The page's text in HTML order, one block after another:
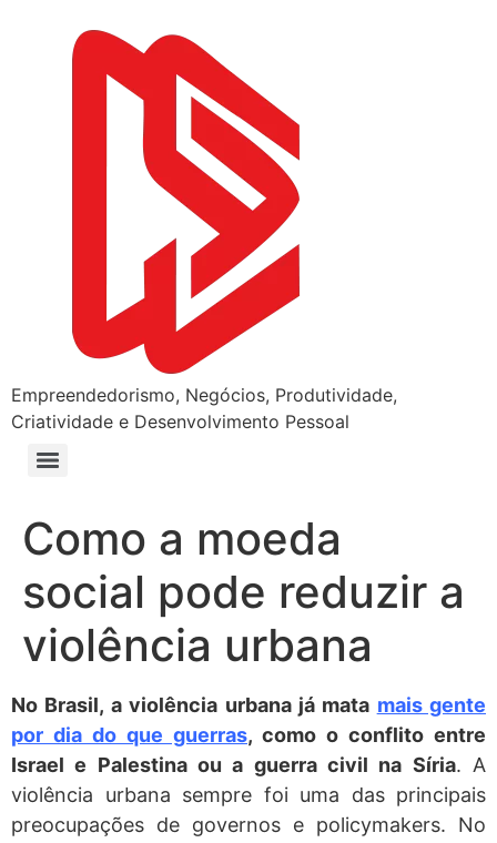
Empreendedorismo, Negócios, Produtividade,
Criatividade e Desenvolvimento Pessoal
Como a moeda
social pode reduzir a
violência urbana
No Brasil, a violência urbana já mata mais gente
por dia do que guerras, como o conflito entre
Israel e Palestina ou a guerra civil na Síria. A
violência urbana sempre foi uma das principais
preocupações de governos e policymakers. No